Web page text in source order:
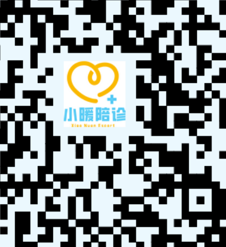
完善的培训项目，适合各类背景的人员。无论是从事家
政、养老、医疗服务的人员，还是有志于此的高校学生，
都能在这里找到适合自己的职业路径。良好的沟通能力和
服务意识是成功的关键。
专业化是提升陪诊行业形象的重要因素。具备专业知识和技
能的陪诊师能为行业树立良好的榜样，提高公众对陪诊服务
展。
接单
陪诊考试 陪诊师报考 陪诊师培训 陪诊师证书 陪诊师报名 陪诊师官
方入口
陪诊师平台 陪诊师服务
key=%E7%89%A1%E4%B8%B9%E6%B1%9F%E5%8C%BB%E7%96%97%E9
%99%AA%E8%AF%8A%E9%A1%BE%E9%97%AE%E6%9C%BA%E6%9E%84
%E6%8A%A5%E8%80%83